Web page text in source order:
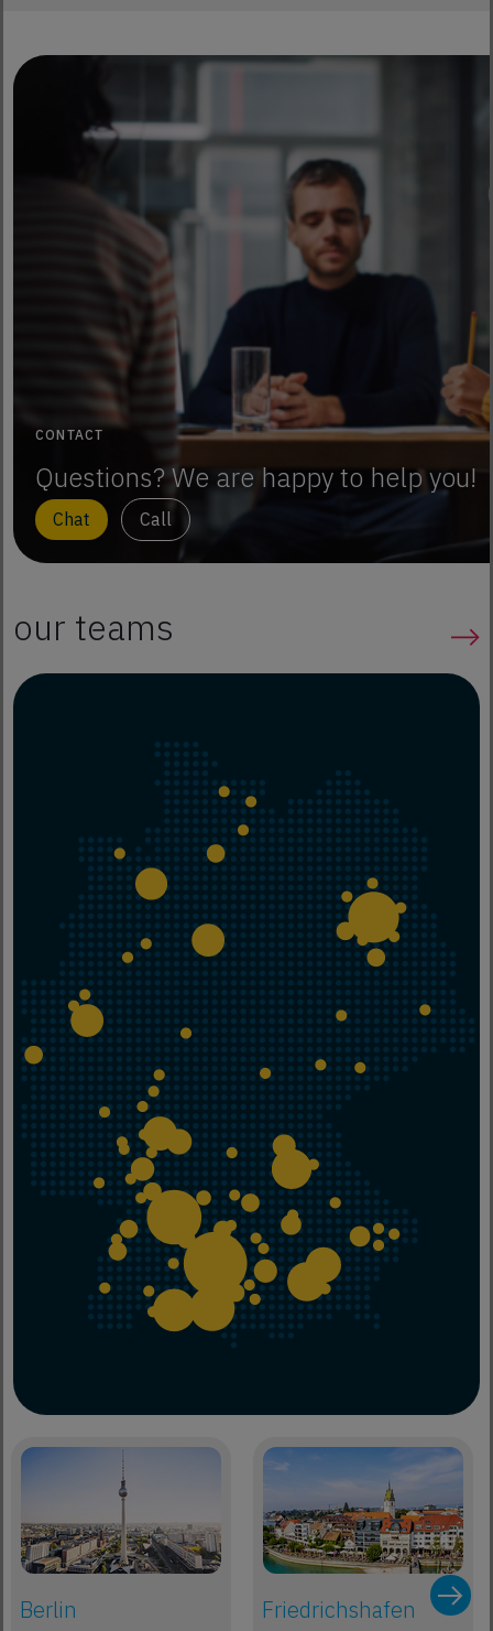
CONTACT
Questions? We are happy to help you!
Chat Call
our teams
Berlin Friedrichshafen